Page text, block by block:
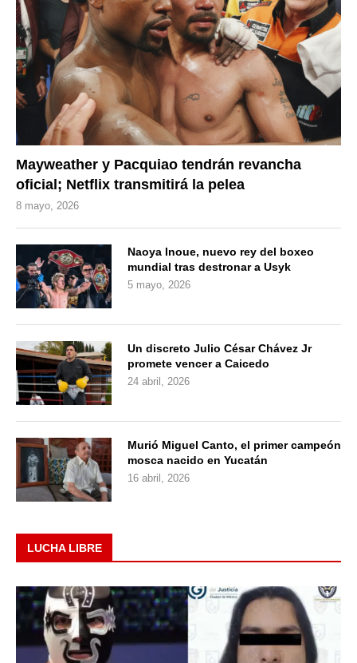
Mayweather y Pacquiao tendrán revancha
oficial; Netflix transmitirá la pelea
8 mayo, 2026
Naoya Inoue, nuevo rey del boxeo
mundial tras destronar a Usyk
5 mayo, 2026
Un discreto Julio César Chávez Jr
promete vencer a Caicedo
24 abril, 2026
Murió Miguel Canto, el primer campeón
mosca nacido en Yucatán
16 abril, 2026
LUCHA LIBRE